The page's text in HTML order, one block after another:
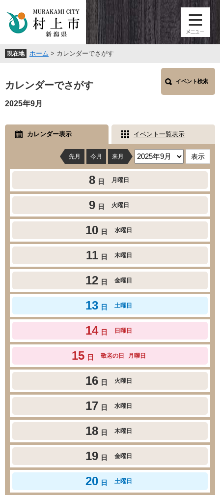
頭
。
飛
て
文
現在地 ホーム > カレンダーでさがす
文
カレンダーでさがす イベント検索
2025年9月
カレンダー表示 イベント一覧表示
先月 今月 来月
8 日 月曜日
9 日 火曜日
10 日 水曜日
11 日 木曜日
12 日 金曜日
13 日 土曜日
14 日 日曜日
15 日 敬老の日 月曜日
16 日 火曜日
17 日 水曜日
18 日 木曜日
19 日 金曜日
20 日 土曜日